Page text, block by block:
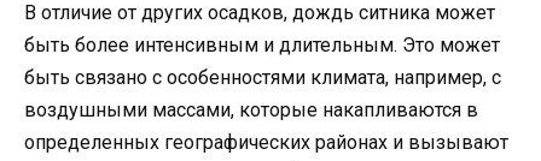
В отличие от других осадков, дождь ситника может
быть более интенсивным и длительным. Это может
быть связано с особенностями климата, например, с
воздушными массами, которые накапливаются в
определенных географических районах и вызывают